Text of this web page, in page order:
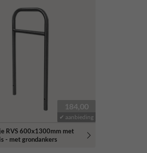
184,00
✔ aanbieding
RVS 600x1300mm met
- met grondankers